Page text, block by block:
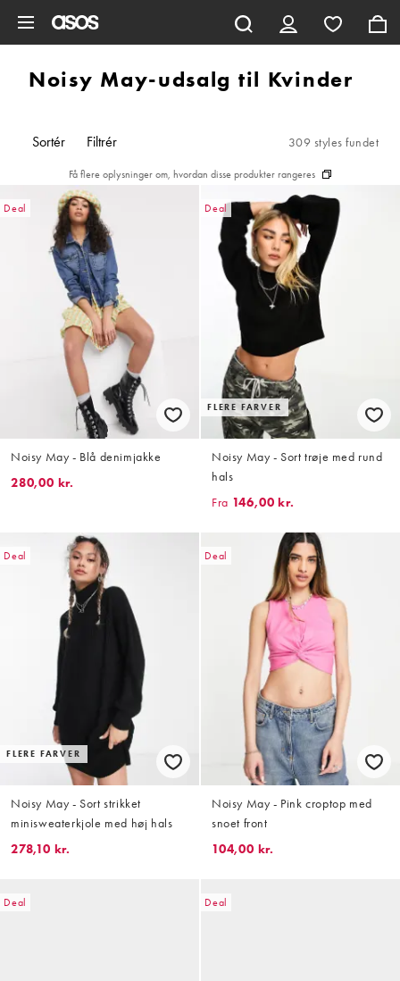
Noisy May-udsalg til Kvinder
Sortér Filtrér 309 styles fundet
Få flere oplysninger om, hvordan disse produkter rangeres
Deal
Noisy May - Blå denimjakke
280,00 kr.
Deal
FLERE FARVER
Noisy May - Sort trøje med rund
hals
Fra 146,00 kr.
Deal
FLERE FARVER
Noisy May - Sort strikket
minisweaterkjole med høj hals
278,10 kr.
Deal
Noisy May - Pink croptop med
snoet front
104,00 kr.
Deal Deal